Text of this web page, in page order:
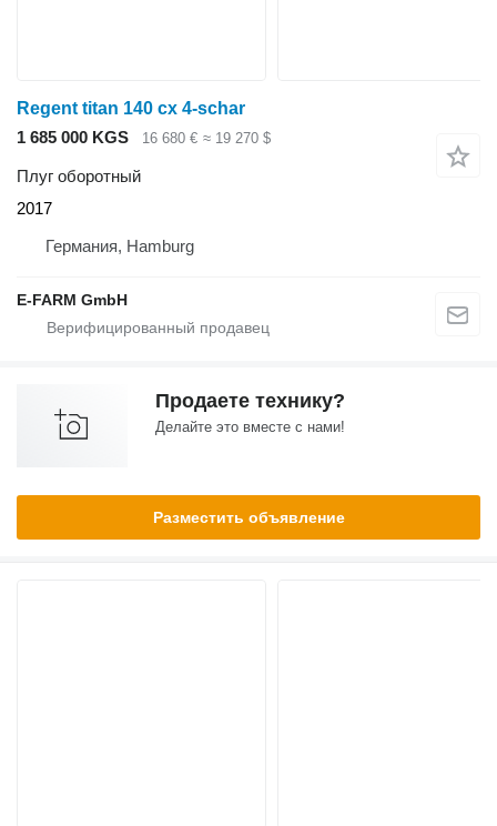
Regent titan 140 cx 4-schar
1 685 000 KGS
16 680 € ≈ 19 270 $
Плуг оборотный
2017
Германия, Hamburg
E-FARM GmbH
Продаете технику?
Делайте это вместе с нами!
Разместить объявление